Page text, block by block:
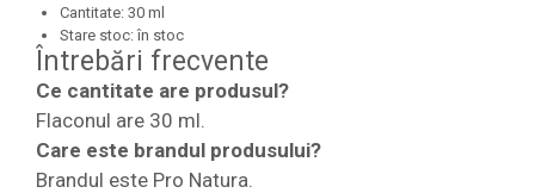
Cantitate: 30 ml
Stare stoc: în stoc
Întrebări frecvente
Ce cantitate are produsul?
Flaconul are 30 ml.
Care este brandul produsului?
Brandul este Pro Natura.